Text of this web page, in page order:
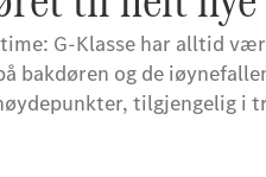
G-Klasse har alltid
bakdøren og de
tilgjengelig i